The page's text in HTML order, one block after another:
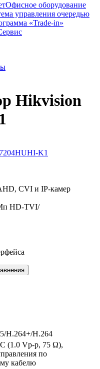
Офисное оборудование
управления очередью
«Trade-in»
Hikvision
CVI и IP-камер
HD-TVI/
H.264+/H.264
(1.0 Vp-p, 75 Ω),
по
кабелю